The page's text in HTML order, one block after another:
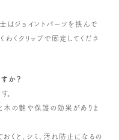
はジョイントパーツを挟んで
わくクリップで固定してくださ
か？
。
木の艶や保護の効果がありま
くと、シミ、汚れ防止になるの